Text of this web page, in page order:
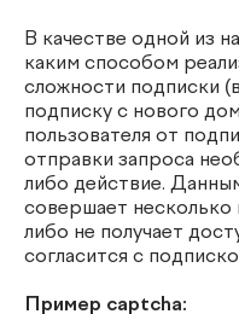
В качестве одной из
каким способом
сложности подписки
подписку с нового
пользователя от
отправки запроса
либо действие.
совершает
либо не получает
согласится с
Пример captcha: